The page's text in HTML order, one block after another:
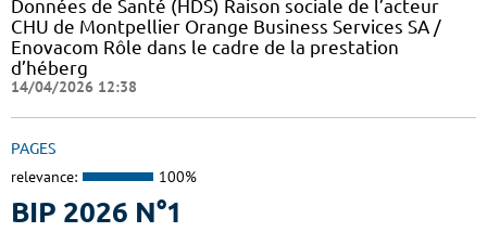
Données de Santé (HDS) Raison sociale de l’acteur
CHU de Montpellier Orange Business Services SA /
Enovacom Rôle dans le cadre de la prestation
d’héberg
14/04/2026 12:38
PAGES
relevance: 100%
BIP 2026 N°1